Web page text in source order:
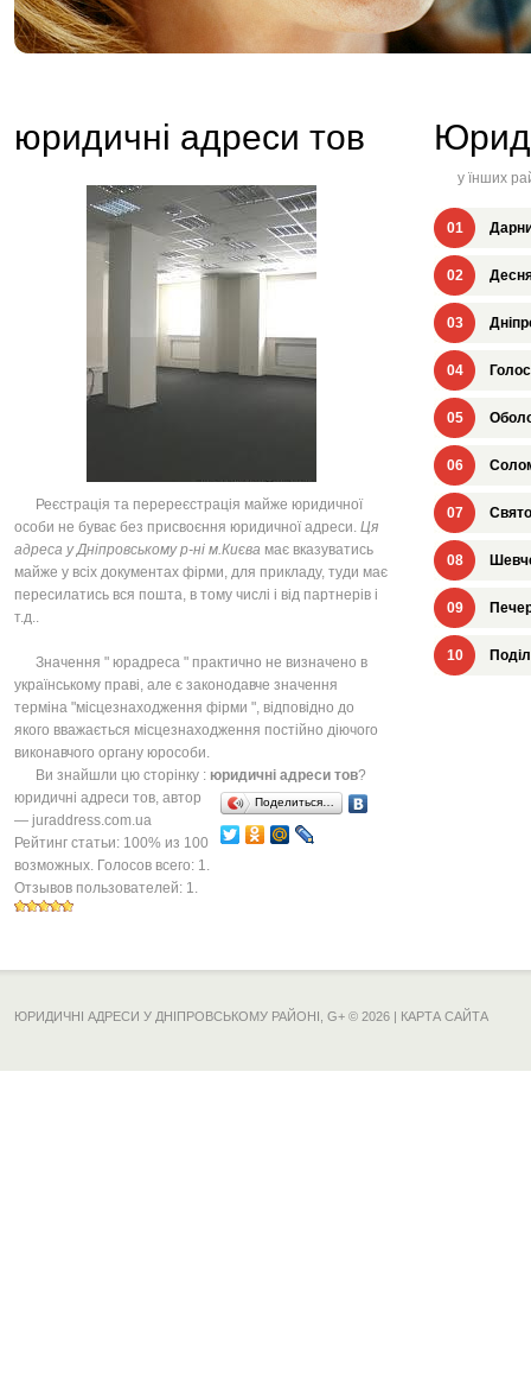
юридичні адреси тов
Реєстрація та перереєстрація майже юридичної
особи не буває без присвоєння юридичної адреси. Ця
адреса у Дніпровському р-ні м.Києва має вказуватись
майже у всіх документах фірми, для прикладу, туди має
пересилатись вся пошта, в тому числі і від партнерів і
т.д..
Значення " юрадреса " практично не визначено в
українському праві, але є законодавче значення
терміна "місцезнаходження фірми ", відповідно до
якого вважається місцезнаходження постійно діючого
виконавчого органу юрособи.
Ви знайшли цю сторінку : юридичні адреси тов?
юридичні адреси тов, автор
— juraddress.com.ua
Рейтинг статьи: 100% из 100
возможных. Голосов всего: 1.
Отзывов пользователей: 1.
Поделиться…
у їнших
01
02
03
04
05
06
07
08
09
10
ЮРИДИЧНІ АДРЕСИ У ДНІПРОВСЬКОМУ РАЙОНІ, G+ © 2026 | КАРТА САЙТА